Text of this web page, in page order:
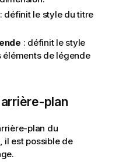
: définit le style du titre
: définit le style
de légende
plan
plan du
il est possible de